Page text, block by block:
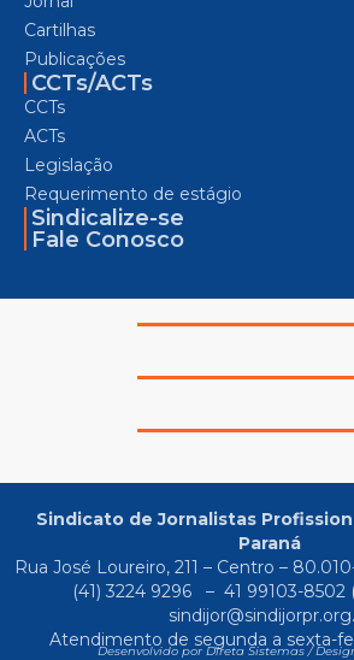
Cartilhas
Publicações
CCTs/ACTs
CCTs
ACTs
Legislação
Requerimento de estágio
Sindicalize-se
Fale Conosco
Sindicato de Jornalistas
Paraná
Rua José Loureiro, 211 – Centro –
(41) 3224 9296
– 41 99103-8502
Atendimento de segunda a sexta-
Desenvolvido por Direta Sistemas /